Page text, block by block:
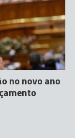
no novo ano